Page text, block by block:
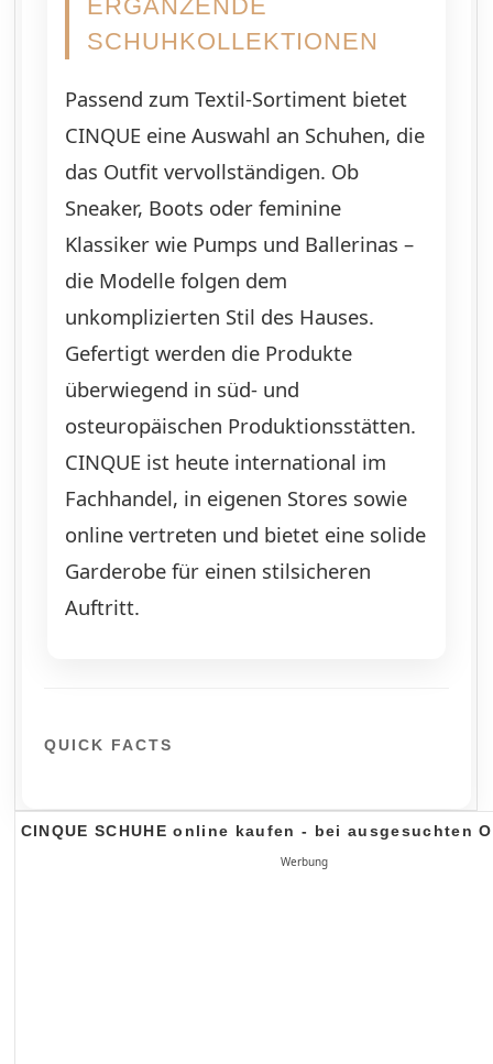
ERGÄNZENDE
SCHUHKOLLEKTIONEN
Passend zum Textil-Sortiment bietet
CINQUE eine Auswahl an Schuhen, die
das Outfit vervollständigen. Ob
Sneaker, Boots oder feminine
Klassiker wie Pumps und Ballerinas –
die Modelle folgen dem
unkomplizierten Stil des Hauses.
Gefertigt werden die Produkte
überwiegend in süd- und
osteuropäischen Produktionsstätten.
CINQUE ist heute international im
Fachhandel, in eigenen Stores sowie
online vertreten und bietet eine solide
Garderobe für einen stilsicheren
Auftritt.
QUICK FACTS
CINQUE SCHUHE online kaufen - bei ausgesuchten
Werbung